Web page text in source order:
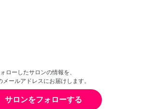
ローしたサロンの情報を、
メールアドレスにお届けします。
サロンをフォローする